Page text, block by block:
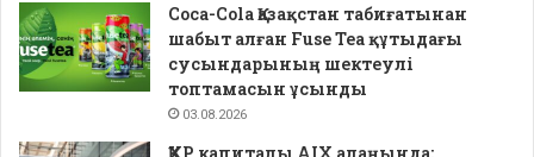
Coca-Cola Қазақстан табиғатынан
шабыт алған Fuse Tea құтыдағы
сусындарының шектеулі
топтамасын ұсынды
03.08.2026
ҚХР капиталы AIX алаңында: